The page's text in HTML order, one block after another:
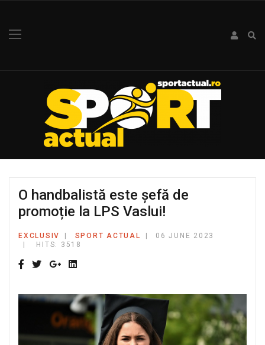
O handbalistă este șefă de
promoție la LPS Vaslui!
EXCLUSIV SPORT ACTUAL
06 JUNE 2023
HITS: 3518